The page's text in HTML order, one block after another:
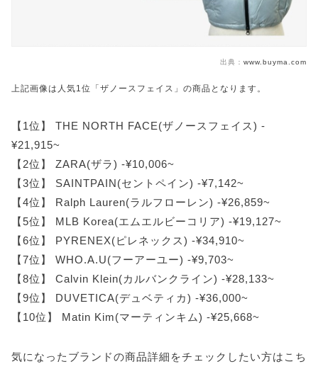
出典： www.buyma.com
上記画像は人気1位「ザノースフェイス」の商品となります。
【1位】 THE NORTH FACE(ザノースフェイス) -
¥21,915~
【2位】 ZARA(ザラ) -¥10,006~
【3位】 SAINTPAIN(セントペイン) -¥7,142~
【4位】 Ralph Lauren(ラルフローレン) -¥26,859~
【5位】 MLB Korea(エムエルビーコリア) -¥19,127~
【6位】 PYRENEX(ピレネックス) -¥34,910~
【7位】 WHO.A.U(フーアーユー) -¥9,703~
【8位】 Calvin Klein(カルバンクライン) -¥28,133~
【9位】 DUVETICA(デュベティカ) -¥36,000~
【10位】 Matin Kim(マーティンキム) -¥25,668~
気になったブランドの商品詳細をチェックしたい方はこち